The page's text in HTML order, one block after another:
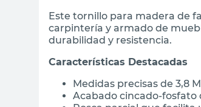
Este tornillo para madera de
carpintería y armado de
durabilidad y resistencia.
Características Destacadas
Medidas precisas de 3,8
Acabado cincado-fosfato